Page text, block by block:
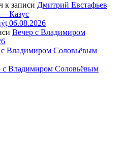
к записи Дмитрий Евстафьев
Казус
06.08.2026
Вечер с Владимиром
с Владимиром Соловьёвым
с Владимиром Соловьёвым